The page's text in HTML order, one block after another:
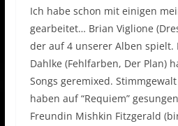
Ich habe schon mit einigen
gearbeitet… Brian Viglione
der auf 4 unserer Alben spielt.
Dahlke (Fehlfarben, Der Plan)
Songs geremixed.
haben auf “Requiem”
Freundin Mishkin Fitzgerald